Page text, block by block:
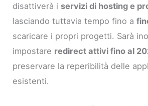
disattiverà i servizi di hosting e
lasciando tuttavia tempo fino a
scaricare i propri progetti. Sarà
impostare redirect attivi fino al
preservare la reperibilità delle
esistenti.